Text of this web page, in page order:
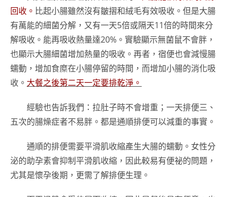
回收。 比起小腸雖然沒有皺摺和絨毛有效吸收。但是大腸
有萬能的細菌分解，又有一天5倍或隔天11倍的時間來分
解吸收。能再吸收熱量達20%。實驗顯示無菌鼠不會胖，
也顯示大腸細菌增加熱量的吸收。再者，宿便也會減慢腸
蠕動，增加食糜在小腸停留的時間，而增加小腸的消化吸
收。 大餐之後第二天一定要排乾淨。
經驗也告訴我們：拉肚子時不會增重；一天排便三、
五次的腸燥症者不易胖。都是通順排便可以減重的事實。
通順的排便需要平滑肌收縮產生大腸的蠕動。女性分
泌的助孕素會抑制平滑肌收縮，因此較易有便祕的問題，
尤其是懷孕後期，更需了解排便生理。